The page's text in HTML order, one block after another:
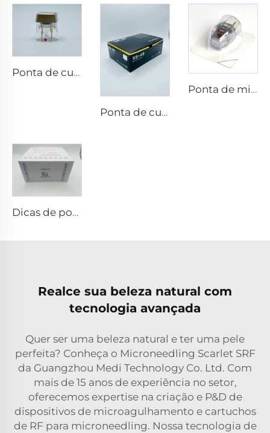
Ponta de cuidados com a pele com microneedling rf Sylfirm X X-25
Ponta de cuidados com a pele com microneedling rf Sylfirm X XB-49
Ponta de microneedling rf Sylfirm X XE-25 cartucho da Viol
Dicas de pontas RF pixel8
Realce sua beleza natural com
tecnologia avançada
Quer ser uma beleza natural e ter uma pele
perfeita? Conheça o Microneedling Scarlet SRF
da Guangzhou Medi Technology Co. Ltd. Com
mais de 15 anos de experiência no setor,
oferecemos expertise na criação e P&D de
dispositivos de microagulhamento e cartuchos
de RF para microneedling. Nossa tecnologia de